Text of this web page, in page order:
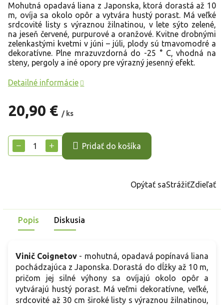
20,90 € / ks
cena:
+
− Pridať do košíka
Mohutná opadavá liana z Japonska, ktorá dorastá až 10
m, ovíja sa okolo opôr a vytvára hustý porast. Má veľké
srdcovité listy s výraznou žilnatinou, v lete sýto zelené,
na jeseň červené, purpurové a oranžové. Kvitne drobnými
zelenkastými kvetmi v júni – júli, plody sú tmavomodré a
dekoratívne. Plne mrazuvzdorná do -25 ° C, vhodná na
steny, pergoly a iné opory pre výrazný jesenný efekt.
Detailné informácie
Opýtať saStrážiťZdieľať
Popis Diskusia
Vinič Coignetov - mohutná, opadavá popínavá liana
pochádzajúca z Japonska. Dorastá do dĺžky až 10 m,
pričom jej silné výhony sa ovíjajú okolo opôr a
vytvárajú hustý porast. Má veľmi dekoratívne, veľké,
srdcovité až 30 cm široké listy s výraznou žilnatinou,